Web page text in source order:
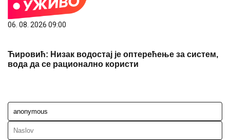
06. 08. 2026 09:00
Ћировић: Низак водостај је оптерећење за систем,
вода да се рационално користи